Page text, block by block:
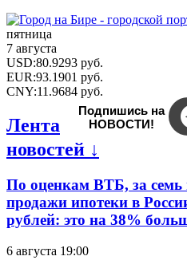
пятница
7 августа
USD:80.9293 руб.
EUR:93.1901 руб.
CNY:11.9684 руб.
Подпишись на
НОВОСТИ!
Лента
новостей ↓
По оценкам ВТБ, за семь
продажи ипотеки в
рублей: это на 38%
6 августа 19:00